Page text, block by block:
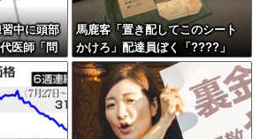
中に頭部
医師「問
CT画像で
馬鹿客「置き配してこのシート
かけろ」配達員ぼく「????」